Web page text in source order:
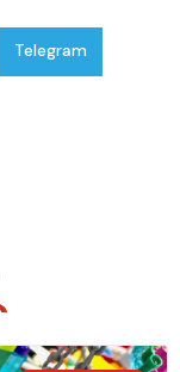
Telegram